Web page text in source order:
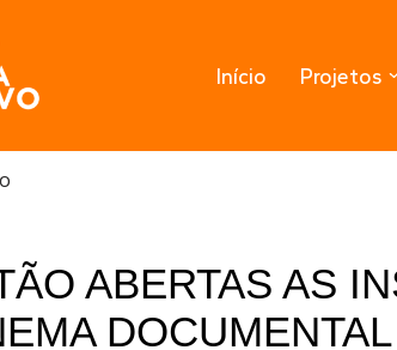
Início Projetos
ABERTAS AS
DOCUMENTAL